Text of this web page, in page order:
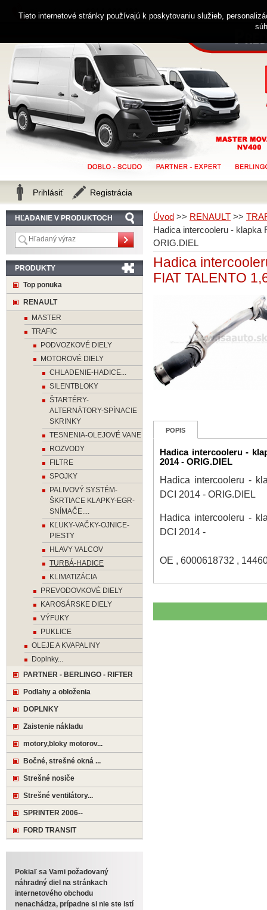
Úvod >> RENAULT >>
Hadica intercooleru - klapka
ORIG.DIEL
Hadica
FIAT TALENTO
POPIS
Hadica intercooleru -
2014 - ORIG.DIEL
Hadica intercooleru -
DCI 2014 - ORIG.DIEL
Hadica intercooleru -
DCI 2014 -
OE , 6000618732 ,
HĽADANIE V PRODUKTOCH
PRODUKTY
Top ponuka
RENAULT
MASTER
TRAFIC
PODVOZKOVÉ DIELY
MOTOROVÉ DIELY
CHLADENIE-HADICE...
SILENTBLOKY
ŠTARTÉRY-
ALTERNÁTORY-SPÍNACIE
SKRINKY
TESNENIA-OLEJOVÉ VANE
ROZVODY
FILTRE
SPOJKY
PALIVOVÝ SYSTÉM-
ŠKRTIACE KLAPKY-EGR-
SNÍMAČE....
KĽUKY-VAČKY-OJNICE-
PIESTY
HLAVY VALCOV
TURBÁ-HADICE
KLIMATIZÁCIA
PREVODOVKOVÉ DIELY
KAROSÁRSKE DIELY
VÝFUKY
PUKLICE
OLEJE A KVAPALINY
Doplnky...
PARTNER - BERLINGO - RIFTER
Podlahy a obloženia
DOPLNKY
Zaistenie nákladu
motory,bloky motorov...
Bočné, strešné okná ...
Strešné nosiče
Strešné ventilátory...
SPRINTER 2006--
FORD TRANSIT
Pokiaľ sa Vami požadovaný
náhradný diel na stránkach
internetového obchodu
nenachádza, prípadne si nie ste istí
Zákaznícka linka 0914 238 482
Prihlásiť Registrácia
Tieto internetové stránky používajú k poskytovaniu služieb,